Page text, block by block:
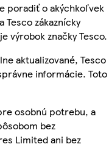
poradiť o akýchkoľvek
Tesco zákaznícky
výrobok značky Tesco.
aktualizované, Tesco
informácie. Toto
osobnú potrebu, a
bez
Limited ani bez